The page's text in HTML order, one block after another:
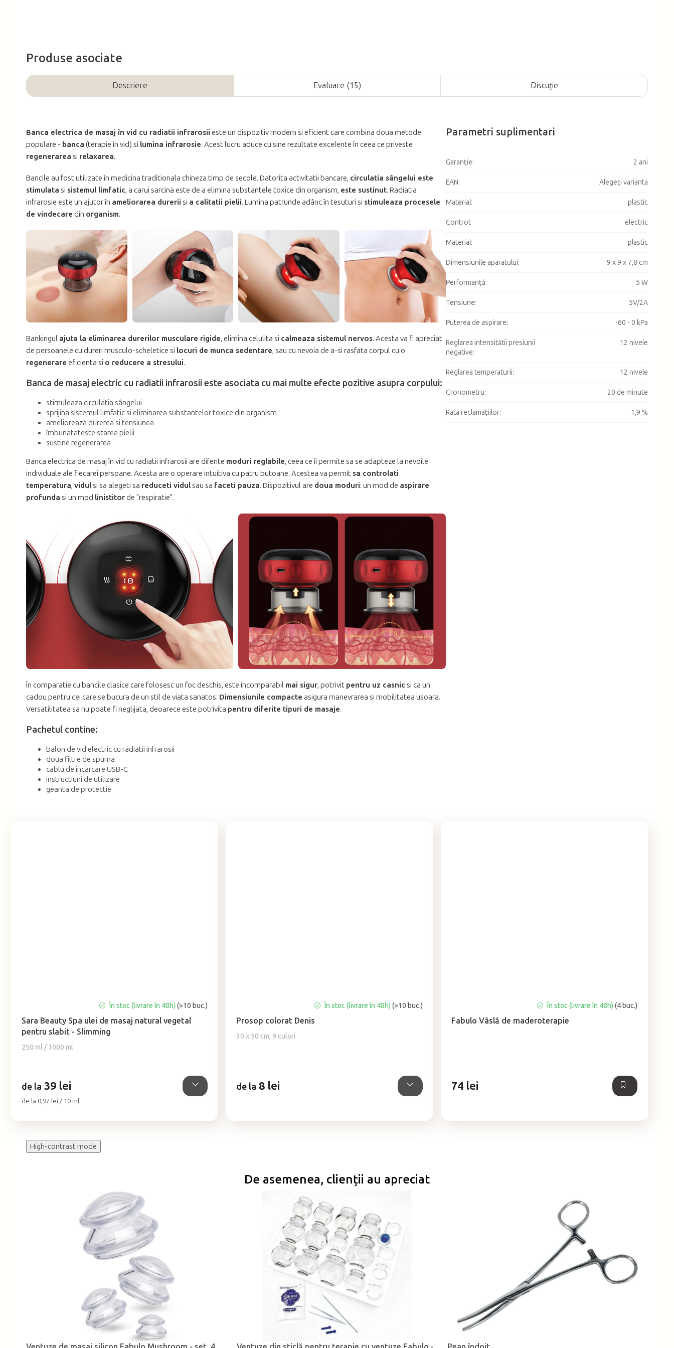
Produse asociate
Sara Beauty Spa ulei de masaj natural vegetal
pentru slabit - Slimming
250 ml / 1000 ml
a
produsului
este
stele.
În stoc (livrare în 48h)(>10 buc.)
de la 39 lei
Evaluare
de la 0,97 lei / 10 ml
Prosop colorat Denis
30 x 50 cm, 9 culori
a
produsului
stele.
În stoc (livrare în 48h) (>10 buc.)
de la 8 lei
Fabulo Vâslă de maderoterapie
În stoc (livrare în 48h) (4 buc.)
74 lei
Descriere Evaluare (15) Discuţie
Banca electrica de masaj în vid cu radiatii infrarosii este un dispozitiv modern si eficient care combina doua metode
populare - banca (terapie în vid) si lumina infrarosie. Acest lucru aduce cu sine rezultate excelente în ceea ce priveste
regenerarea si relaxarea.
Bancile au fost utilizate în medicina traditionala chineza timp de secole. Datorita activitatii bancare, circulatia sângelui este
stimulata si sistemul limfatic, a carui sarcina este de a elimina substantele toxice din organism, este sustinut. Radiatia
infrarosie este un ajutor în ameliorarea durerii si a calitatii pielii. Lumina patrunde adânc în tesuturi si stimuleaza procesele
de vindecare din organism.
Bankingul ajuta la eliminarea durerilor musculare rigide, elimina celulita si calmeaza sistemul nervos. Acesta va fi apreciat
de persoanele cu dureri musculo-scheletice si locuri de munca sedentare, sau cu nevoia de a-si rasfata corpul cu o
regenerare eficienta si o reducere a stresului.
Banca de masaj electric cu radiatii infrarosii este asociata cu mai multe efecte pozitive asupra corpului:
stimuleaza circulatia sângelui
sprijina sistemul limfatic si eliminarea substantelor toxice din organism
amelioreaza durerea si tensiunea
îmbunatateste starea pielii
sustine regenerarea
Banca electrica de masaj în vid cu radiatii infrarosii are diferite moduri reglabile, ceea ce îi permite sa se adapteze la nevoile
individuale ale fiecarei persoane. Acesta are o operare intuitiva cu patru butoane. Acestea va permit sa controlati
temperatura, vidulsi sa alegeti sa reduceti vidulsau sa faceti pauza. Dispozitivul are doua moduri: un mod de aspirare
profunda si un mod linistitorde "respiratie".
În comparatie cu bancile clasice care folosesc un foc deschis, este incomparabil mai sigur, potrivit pentru uz casnic si ca un
cadou pentru cei care se bucura de un stil de viata sanatos. Dimensiunile compacte asigura manevrarea si mobilitatea usoara.
Versatilitatea sa nu poate fi neglijata, deoarece este potrivita pentru diferite tipuri de masaje.
Pachetul contine:
balon de vid electric cu radiatii infrarosii
doua filtre de spuma
cablu de încarcare USB-C
instructiuni de utilizare
geanta de protectie
Parametri suplimentari
Garanţie: 2 ani
EAN: Alegeţi varianta
Material: plastic
Control: electric
Material: plastic
Dimensiunile aparatului: 9 x 9 x 7,8 cm
Performanţă: 5 W
Tensiune: 5V/2A
Puterea de aspirare: -60 - 0 kPa
Reglarea intensitătii presiunii
negative:
12 nivele
Reglarea temperaturii: 12 nivele
Cronometru: 20 de minute
Rata reclamațiilor: 1,9 %
High-contrast mode
De asemenea, clienții au apreciat